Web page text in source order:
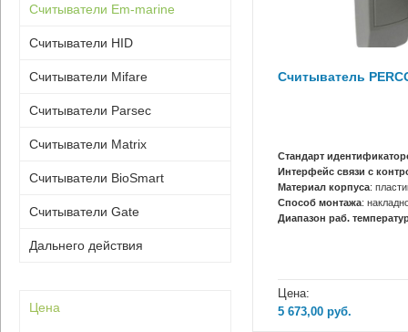
Считыватели Em-marine
Считыватели HID
Считыватели Mifare
Считыватели Parsec
Считыватели Matrix
Считыватели BioSmart
Считыватели Gate
Дальнего действия
Цена
Считыватель
Стандарт
Интерфейс связи с
Материал корпуса:
Способ монтажа:
Диапазон раб.
Цена:
5 673,00 руб.